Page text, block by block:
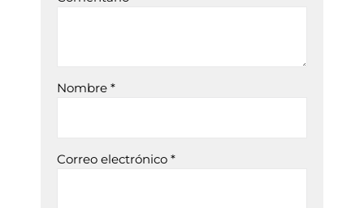
Nombre *
Correo electrónico *